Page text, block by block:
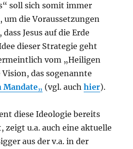
soll sich somit immer
um die Voraussetzungen
Jesus auf die Erde
dieser Strategie geht
vom „Heiligen
das sogenannte
Mandate„ (vgl. auchhier).
diese Ideologie bereits
zeigt u.a. auch eine aktuelle
aus der v.a. in der